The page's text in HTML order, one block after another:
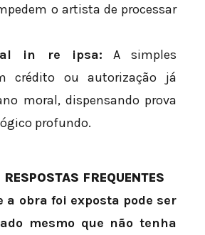
o artista de processar
in re ipsa: A simples
crédito ou autorização já
moral, dispensando prova
profundo.
RESPOSTAS FREQUENTES
a obra foi exposta pode ser
mesmo que não tenha